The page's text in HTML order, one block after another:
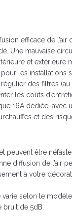
efficace de
mauvaise
et
les
des filtres
les coûts
16A dédiée,
et des
peuvent être
diffusion de l’air
à votre
varie selon le
bruit de 5dB.